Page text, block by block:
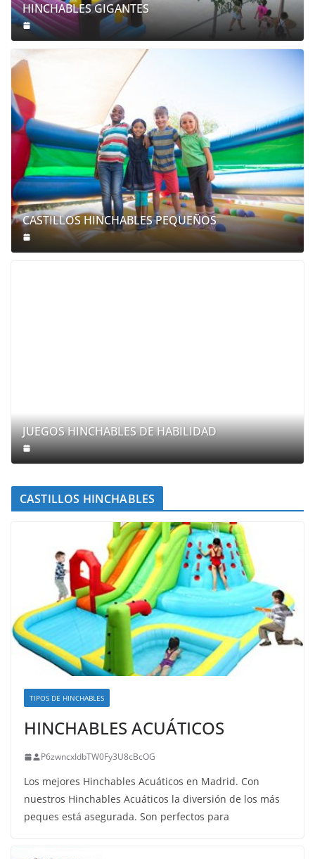
HINCHABLES GIGANTES
CASTILLOS HINCHABLES PEQUEÑOS
JUEGOS HINCHABLES DE HABILIDAD
CASTILLOS HINCHABLES
TIPOS DE HINCHABLES
HINCHABLES ACUÁTICOS
P6zwncxIdbTW0Fy3U8cBcOG
Los mejores Hinchables Acuáticos en Madrid. Con
nuestros Hinchables Acuáticos la diversión de los más
peques está asegurada. Son perfectos para